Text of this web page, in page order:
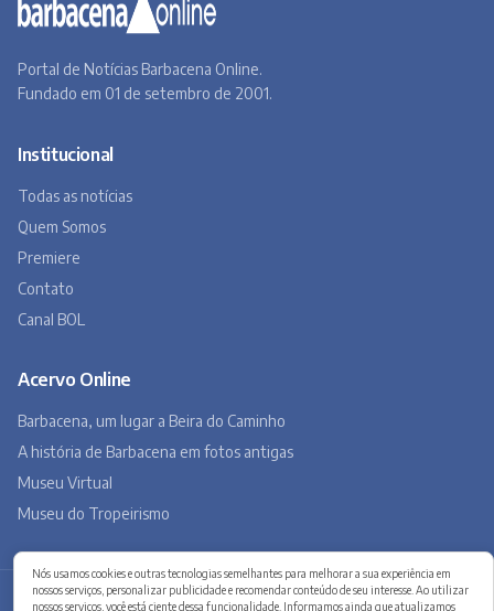
Nós usamos cookies e outras tecnologias semelhantes para melhorar a sua experiência em
nossos serviços, personalizar publicidade e recomendar conteúdo de seu interesse. Ao utilizar
nossos serviços, você está ciente dessa funcionalidade. Informamos ainda que atualizamos
Portal de Notícias Barbacena Online.
Fundado em 01 de setembro de 2001.
Institucional
Todas as notícias
Quem Somos
Premiere
Contato
Canal BOL
Acervo Online
Barbacena, um lugar a Beira do Caminho
A história de Barbacena em fotos antigas
Museu Virtual
Museu do Tropeirismo
Copyright 2026 © Barbacena Online. Todos os direitos reservados.